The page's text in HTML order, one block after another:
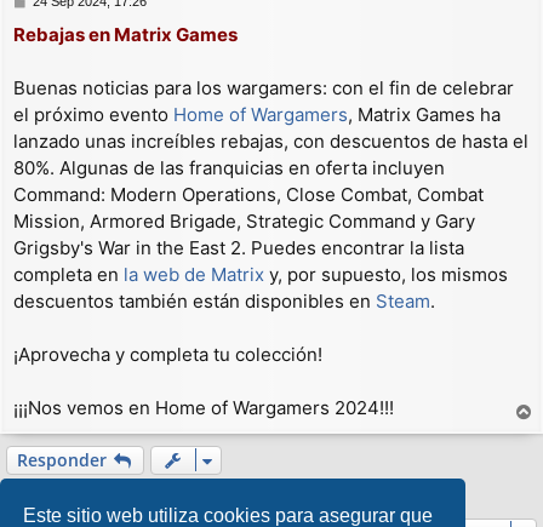
Este sitio web utiliza cookies para asegurar que
n
j
Rebajas en Matrix Games
Buenas noticias para los wargamers: con el fin de celebrar
el próximo evento Home of Wargamers, Matrix Games ha
lanzado unas increíbles rebajas, con descuentos de hasta el
80%. Algunas de las franquicias en oferta incluyen
Command: Modern Operations, Close Combat, Combat
Mission, Armored Brigade, Strategic Command y Gary
Grigsby's War in the East 2. Puedes encontrar la lista
completa en la web de Matrix y, por supuesto, los mismos
descuentos también están disponibles en Steam.
¡Aprovecha y completa tu colección!
¡¡¡Nos vemos en Home of Wargamers 2024!!!
r
a
Responder